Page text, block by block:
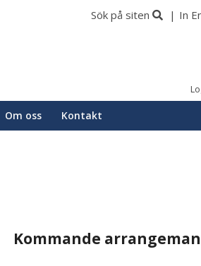
Sök på siten In
Om oss Kontakt
Kommande